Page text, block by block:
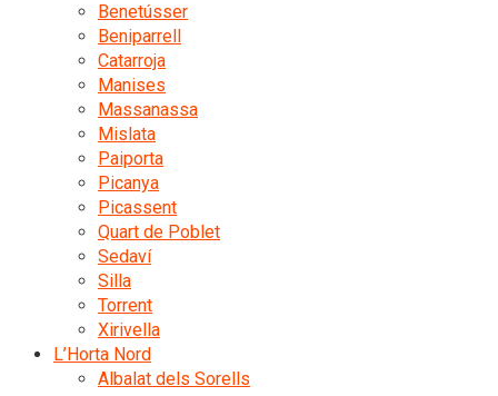
Benetússer
Beniparrell
Catarroja
Manises
Massanassa
Mislata
Paiporta
Picanya
Picassent
Quart de Poblet
Sedaví
Silla
Torrent
Xirivella
L’Horta Nord
Albalat dels Sorells